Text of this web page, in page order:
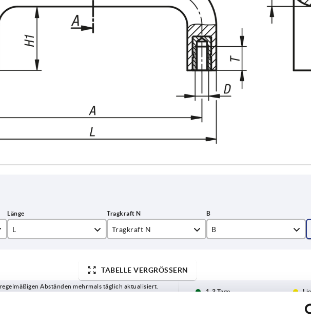
L
134
Tragkraft N B
29
TABELLE VERGRÖSSERN
Abständen mehrmals täglich aktualisiert.
1-3 Tage